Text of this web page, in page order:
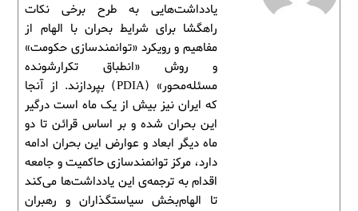
یادداشت‌هایی به طرح برخی نکات
راهگشا برای شرایط بحران با الهام از
مفاهیم و رویکرد «توانمندسازی حکومت»
و روش «انطباق تکرارشونده
مسئله‌محور» (PDIA) بپردازند. از آنجا
که ایران نیز بیش از یک ماه است درگیر
این بحران شده و بر اساس قرائن تا دو
ماه دیگر ابعاد و عوارض این بحران ادامه
دارد، مرکز توانمندسازی حاکمیت و جامعه
اقدام به ترجمه‌ی این یادداشت‌ها می‌کند
تا الهام‌بخش سیاستگذاران و رهبران